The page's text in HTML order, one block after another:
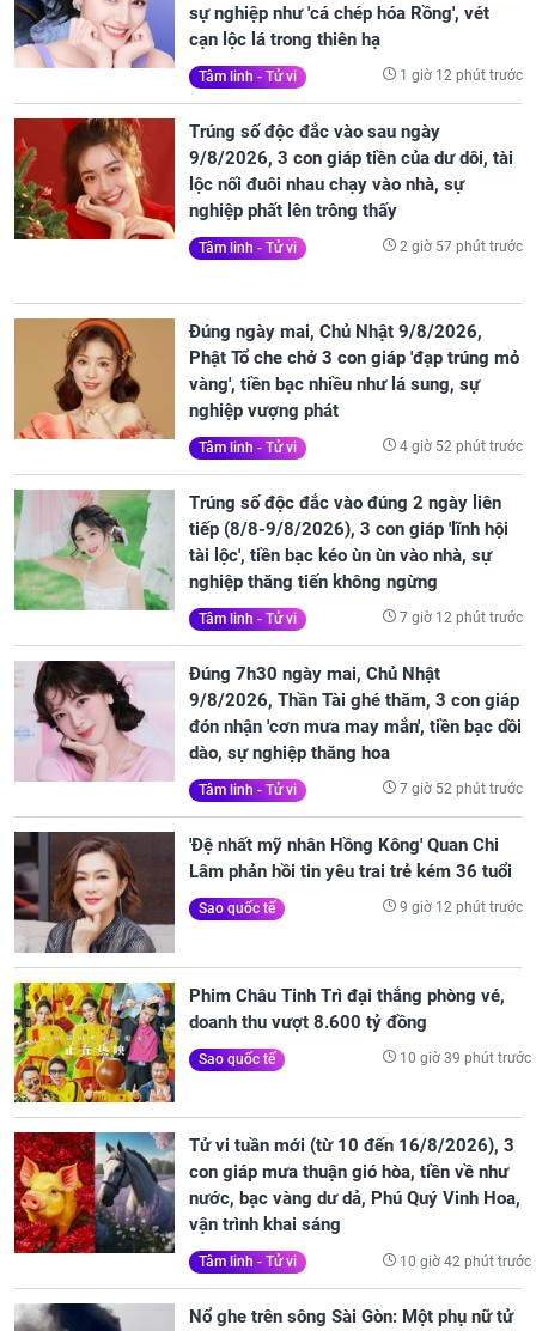
sự nghiệp như 'cá chép hóa Rồng', vét
cạn lộc lá trong thiên hạ
Tâm linh - Tử vi 1 giờ 12 phút trước
Trúng số độc đắc vào sau ngày
9/8/2026, 3 con giáp tiền của dư dôi, tài
lộc nối đuôi nhau chạy vào nhà, sự
nghiệp phất lên trông thấy
Tâm linh - Tử vi 2 giờ 57 phút trước
Đúng ngày mai, Chủ Nhật 9/8/2026,
Phật Tổ che chở 3 con giáp 'đạp trúng mỏ
vàng', tiền bạc nhiều như lá sung, sự
nghiệp vượng phát
Tâm linh - Tử vi 4 giờ 52 phút trước
Trúng số độc đắc vào đúng 2 ngày liên
tiếp (8/8-9/8/2026), 3 con giáp 'lĩnh hội
tài lộc', tiền bạc kéo ùn ùn vào nhà, sự
nghiệp thăng tiến không ngừng
Tâm linh - Tử vi 7 giờ 12 phút trước
Đúng 7h30 ngày mai, Chủ Nhật
9/8/2026, Thần Tài ghé thăm, 3 con giáp
đón nhận 'cơn mưa may mắn', tiền bạc dồi
dào, sự nghiệp thăng hoa
Tâm linh - Tử vi 7 giờ 52 phút trước
'Đệ nhất mỹ nhân Hồng Kông' Quan Chi
Lâm phản hồi tin yêu trai trẻ kém 36 tuổi
Sao quốc tế 9 giờ 12 phút trước
Phim Châu Tinh Trì đại thắng phòng vé,
doanh thu vượt 8.600 tỷ đồng
Sao quốc tế 10 giờ 39 phút trước
Tử vi tuần mới (từ 10 đến 16/8/2026), 3
con giáp mưa thuận gió hòa, tiền về như
nước, bạc vàng dư dả, Phú Quý Vinh Hoa,
vận trình khai sáng
Tâm linh - Tử vi 10 giờ 42 phút trước
Nổ ghe trên sông Sài Gòn: Một phụ nữ tử